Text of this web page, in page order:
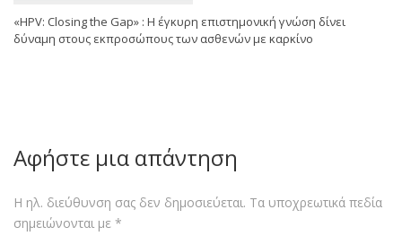
«HPV: Closing the Gap» : Η έγκυρη επιστημονική γνώση δίνει
δύναμη στους εκπροσώπους των ασθενών με καρκίνο
Αφήστε μια απάντηση
Η ηλ. διεύθυνση σας δεν δημοσιεύεται. Τα υποχρεωτικά πεδία
σημειώνονται με *